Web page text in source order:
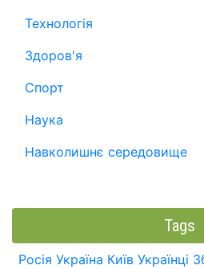
Технологія
Здоров'я
Спорт
Наука
Навколишнє середовище
Tags
Росія Україна Київ Українці